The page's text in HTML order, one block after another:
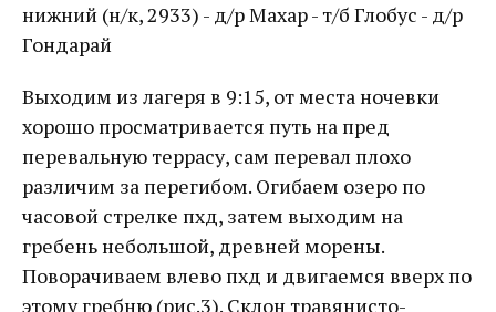
нижний (н/к, 2933) - д/р Махар - т/б Глобус - д/р
Гондарай
Выходим из лагеря в 9:15, от места ночевки
хорошо просматривается путь на пред
перевальную террасу, сам перевал плохо
различим за перегибом. Огибаем озеро по
часовой стрелке пхд, затем выходим на
гребень небольшой, древней морены.
Поворачиваем влево пхд и двигаемся вверх по
этому гребню (рис.3). Склон травянисто-